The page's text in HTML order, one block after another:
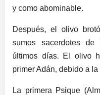
y como abominable.
Después, el olivo
sumos sacerdotes
últimos días. El olivo
primer Adán, debido a
La primera Psique